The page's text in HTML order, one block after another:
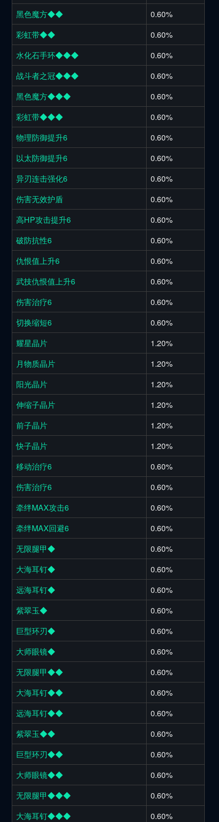
黑色魔方◆◆
0.60%
彩虹带◆◆
0.60%
水化石手环◆◆◆
0.60%
战斗者之冠◆◆◆
0.60%
黑色魔方◆◆◆
0.60%
彩虹带◆◆◆
0.60%
物理防御提升6
0.60%
以太防御提升6
0.60%
异刃连击强化6
0.60%
伤害无效护盾
0.60%
高HP攻击提升6
0.60%
破防抗性6
0.60%
仇恨值上升6
0.60%
武技仇恨值上升6
0.60%
伤害治疗6
0.60%
切换缩短6
0.60%
耀星晶片
1.20%
月物质晶片
1.20%
阳光晶片
1.20%
伸缩子晶片
1.20%
前子晶片
1.20%
快子晶片
1.20%
移动治疗6
0.60%
伤害治疗6
0.60%
牵绊MAX攻击6
0.60%
牵绊MAX回避6
0.60%
无限腿甲◆
0.60%
大海耳钉◆
0.60%
远海耳钉◆
0.60%
紫翠玉◆
0.60%
巨型环刃◆
0.60%
大师眼镜◆
0.60%
无限腿甲◆◆
0.60%
大海耳钉◆◆
0.60%
远海耳钉◆◆
0.60%
紫翠玉◆◆
0.60%
巨型环刃◆◆
0.60%
大师眼镜◆◆
0.60%
无限腿甲◆◆◆
0.60%
大海耳钉◆◆◆
0.60%